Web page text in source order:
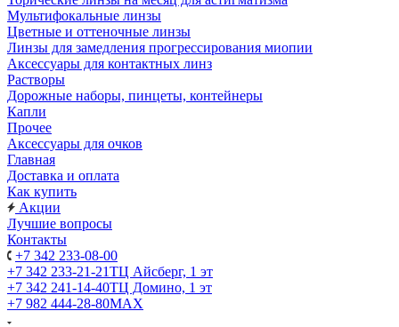
Мультифокальные линзы
Цветные и оттеночные линзы
Линзы для замедления прогрессирования миопии
Аксессуары для контактных линз
Растворы
Дорожные наборы, пинцеты, контейнеры
Капли
Прочее
Аксессуары для очков
Главная
Доставка и оплата
Как купить
Акции
Лучшие вопросы
Контакты
+7 342 233-08-00
+7 342 233-21-21ТЦ Айсберг, 1 эт
+7 342 241-14-40ТЦ Домино, 1 эт
+7 982 444-28-80MAX